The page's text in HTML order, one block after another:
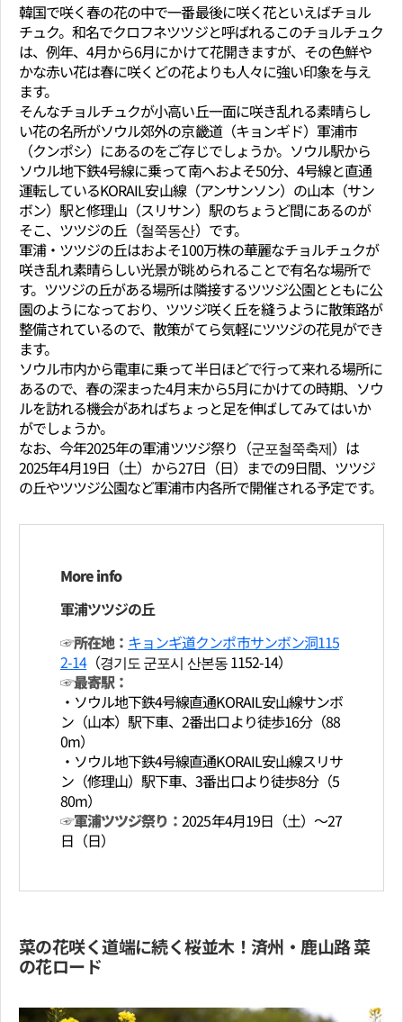
韓国で咲く春の花の中で一番最後に咲く花といえばチョル
チュク。和名でクロフネツツジと呼ばれるこのチョルチュク
は、例年、4月から6月にかけて花開きますが、その色鮮や
かな赤い花は春に咲くどの花よりも人々に強い印象を与え
ます。
そんなチョルチュクが小高い丘一面に咲き乱れる素晴らし
い花の名所がソウル郊外の京畿道（キョンギド）軍浦市
（クンポシ）にあるのをご存じでしょうか。ソウル駅から
ソウル地下鉄4号線に乗って南へおよそ50分、4号線と直通
運転しているKORAIL安山線（アンサンソン）の山本（サン
ボン）駅と修理山（スリサン）駅のちょうど間にあるのが
そこ、ツツジの丘（철쭉동산）です。
軍浦・ツツジの丘はおよそ100万株の華麗なチョルチュクが
咲き乱れ素晴らしい光景が眺められることで有名な場所で
す。ツツジの丘がある場所は隣接するツツジ公園とともに公
園のようになっており、ツツジ咲く丘を縫うように散策路が
整備されているので、散策がてら気軽にツツジの花見ができ
ます。
ソウル市内から電車に乗って半日ほどで行って来れる場所に
あるので、春の深まった4月末から5月にかけての時期、ソウ
ルを訪れる機会があればちょっと足を伸ばしてみてはいか
がでしょうか。
なお、今年2025年の軍浦ツツジ祭り（군포철쭉축제）は
2025年4月19日（土）から27日（日）までの9日間、ツツジ
の丘やツツジ公園など軍浦市内各所で開催される予定です。
More info
軍浦ツツジの丘
☞所在地： キョンギ道クンポ市サンボン洞115
2-14（경기도 군포시 산본동 1152-14）
☞最寄駅：
・ソウル地下鉄4号線直通KORAIL安山線サンボ
ン（山本）駅下車、2番出口より徒歩16分（88
0m）
・ソウル地下鉄4号線直通KORAIL安山線スリサ
ン（修理山）駅下車、3番出口より徒歩8分（5
80m）
☞軍浦ツツジ祭り：2025年4月19日（土）～27
日（日）
菜の花咲く道端に続く桜並木！済州・鹿山路 菜
の花ロード